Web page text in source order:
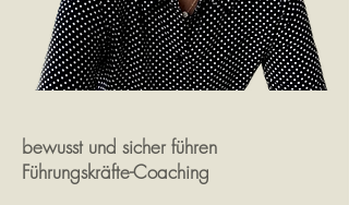
​​bewusst und sicher führen
Führungskräfte-Coaching​​​​​